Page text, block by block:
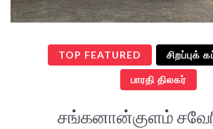
TOP FEATURED சிறப்புக்
பாரதி திலகர்
சங்கனான்குளம்